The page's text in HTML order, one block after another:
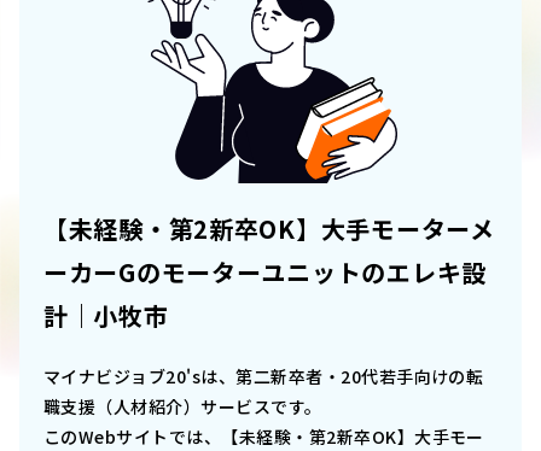
【未経験・第2新卒OK】大手モーターメ
ーカーGのモーターユニットのエレキ設
計｜小牧市
マイナビジョブ20'sは、第二新卒者・20代若手向けの転
職支援（人材紹介）サービスです。
このWebサイトでは、
【未経験・第2新卒OK】大手モー